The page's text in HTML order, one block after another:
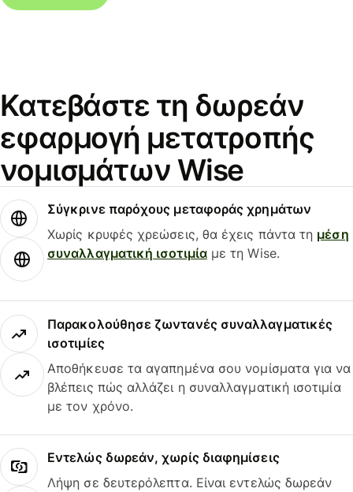
Κατεβάστε τη δωρεάν
εφαρμογή μετατροπής
νομισμάτων Wise
Σύγκρινε παρόχους μεταφοράς χρημάτων
Χωρίς κρυφές χρεώσεις, θα έχεις πάντα τη μέση
συναλλαγματική ισοτιμίαμε τη Wise.
Παρακολούθησε ζωντανές συναλλαγματικές
ισοτιμίες
Αποθήκευσε τα αγαπημένα σου νομίσματα για να
βλέπεις πώς αλλάζει η συναλλαγματική ισοτιμία
με τον χρόνο.
Εντελώς δωρεάν, χωρίς διαφημίσεις
Λήψη σε δευτερόλεπτα. Είναι εντελώς δωρεάν